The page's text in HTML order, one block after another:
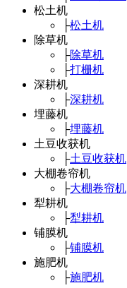
松土机
├松土机
除草机
├除草机
├打栅机
深耕机
├深耕机
埋藤机
├埋藤机
土豆收获机
├土豆收获机
大棚卷帘机
├大棚卷帘机
犁耕机
├犁耕机
铺膜机
├铺膜机
施肥机
├施肥机